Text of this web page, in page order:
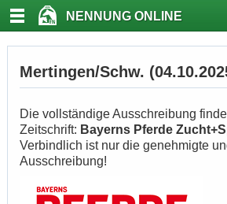
NENNUNG ONLINE
Mertingen/Schw.
Die vollständige Ausschreibung
Zeitschrift: Bayerns Pferde
Verbindlich ist nur die genehmigte
Ausschreibung!